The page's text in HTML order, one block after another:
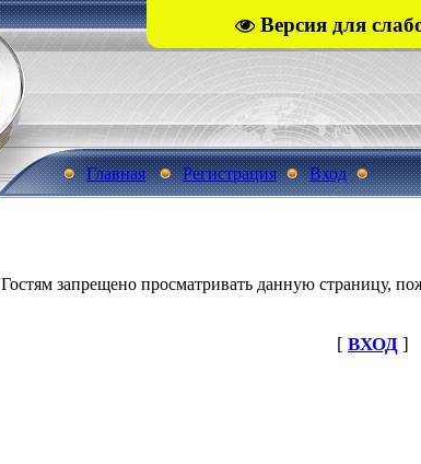
Версия для
Главная Регистрация
Вход
Гостям запрещено просматривать данную страницу,
[ ВХОД ]